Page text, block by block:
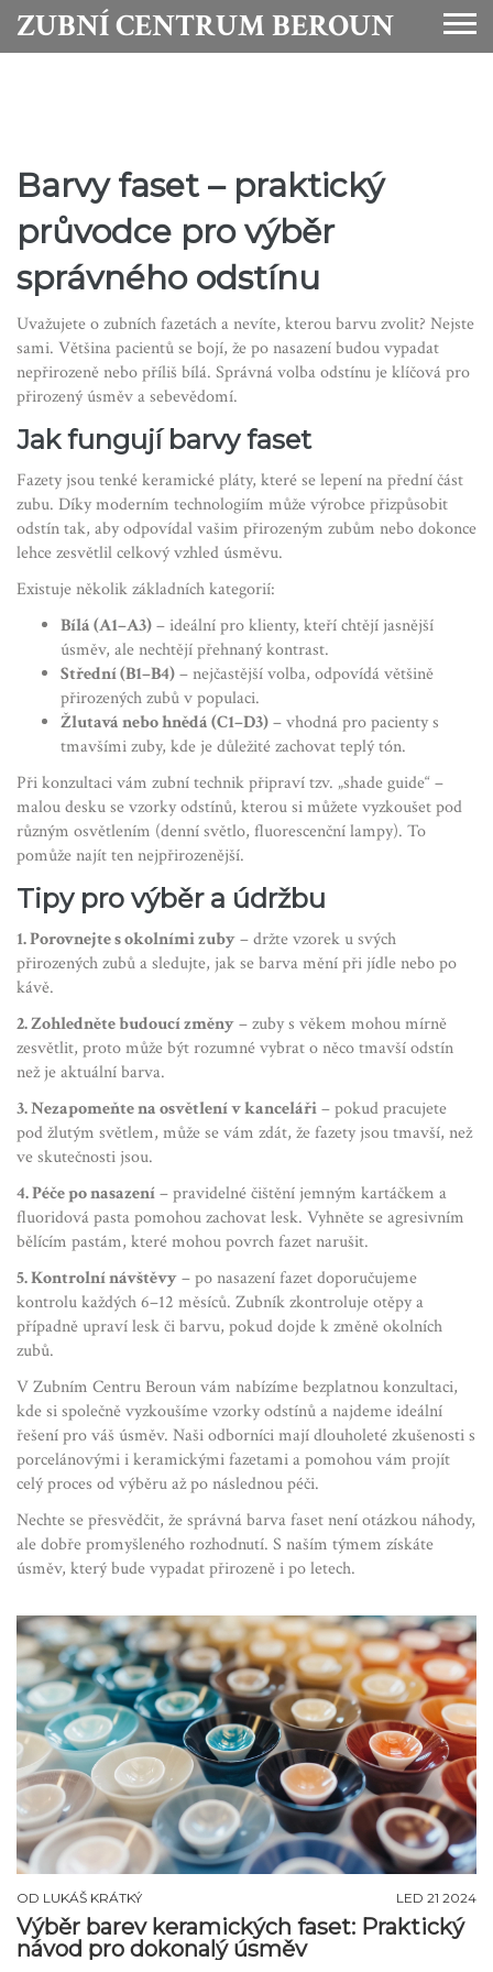
ZUBNÍ CENTRUM BEROUN
Barvy faset – praktický
průvodce pro výběr
správného odstínu
Uvažujete o zubních fazetách a nevíte, kterou barvu zvolit? Nejste
sami. Většina pacientů se bojí, že po nasazení budou vypadat
nepřirozeně nebo příliš bílá. Správná volba odstínu je klíčová pro
přirozený úsměv a sebevědomí.
Jak fungují barvy faset
Fazety jsou tenké keramické pláty, které se lepení na přední část
zubu. Díky moderním technologiím může výrobce přizpůsobit
odstín tak, aby odpovídal vašim přirozeným zubům nebo dokonce
lehce zesvětlil celkový vzhled úsměvu.
Existuje několik základních kategorií:
Bílá (A1–A3)– ideální pro klienty, kteří chtějí jasnější
úsměv, ale nechtějí přehnaný kontrast.
Střední (B1–B4)– nejčastější volba, odpovídá většině
přirozených zubů v populaci.
Žlutavá nebo hnědá (C1–D3)– vhodná pro pacienty s
tmavšími zuby, kde je důležité zachovat teplý tón.
Při konzultaci vám zubní technik připraví tzv. „shade guide“ –
malou desku se vzorky odstínů, kterou si můžete vyzkoušet pod
různým osvětlením (denní světlo, fluorescenční lampy). To
pomůže najít ten nejpřirozenější.
Tipy pro výběr a údržbu
1. Porovnejte s okolními zuby– držte vzorek u svých
přirozených zubů a sledujte, jak se barva mění při jídle nebo po
kávě.
2. Zohledněte budoucí změny– zuby s věkem mohou mírně
zesvětlit, proto může být rozumné vybrat o něco tmavší odstín
než je aktuální barva.
3. Nezapomeňte na osvětlení v kanceláři– pokud pracujete
pod žlutým světlem, může se vám zdát, že fazety jsou tmavší, než
ve skutečnosti jsou.
4. Péče po nasazení– pravidelné čištění jemným kartáčkem a
fluoridová pasta pomohou zachovat lesk. Vyhněte se agresivním
bělícím pastám, které mohou povrch fazet narušit.
5. Kontrolní návštěvy– po nasazení fazet doporučujeme
kontrolu každých 6–12 měsíců. Zubník zkontroluje otěpy a
případně upraví lesk či barvu, pokud dojde k změně okolních
zubů.
V Zubním Centru Beroun vám nabízíme bezplatnou konzultaci,
kde si společně vyzkoušíme vzorky odstínů a najdeme ideální
řešení pro váš úsměv. Naši odborníci mají dlouholeté zkušenosti s
porcelánovými i keramickými fazetami a pomohou vám projít
celý proces od výběru až po následnou péči.
Nechte se přesvědčit, že správná barva faset není otázkou náhody,
ale dobře promyšleného rozhodnutí. S naším týmem získáte
úsměv, který bude vypadat přirozeně i po letech.
OD LUKÁŠ KRÁTKÝ LED 21 2024
Výběr barev keramických faset: Praktický
návod pro dokonalý úsměv